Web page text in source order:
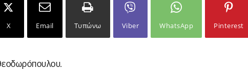
X Email Τυπώνω Viber WhatsApp Pinterest